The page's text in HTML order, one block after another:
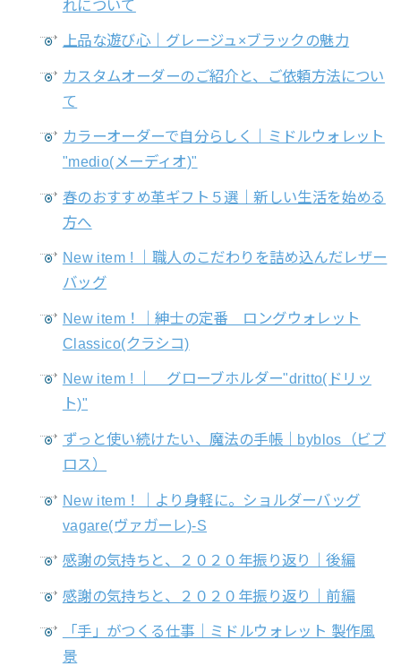
れについて
上品な遊び心｜グレージュ×ブラックの魅力
カスタムオーダーのご紹介と、ご依頼方法につい
て
カラーオーダーで自分らしく｜ミドルウォレット
"medio(メーディオ)"
春のおすすめ革ギフト５選｜新しい生活を始める
方へ
New item ! ｜職人のこだわりを詰め込んだレザー
バッグ
New item！｜紳士の定番 ロングウォレット
Classico(クラシコ)
New item ! ｜ グローブホルダー"dritto(ドリッ
ト)"
ずっと使い続けたい、魔法の手帳｜byblos（ビブ
ロス）
New item！｜より身軽に。ショルダーバッグ
vagare(ヴァガーレ)-S
感謝の気持ちと、２０２０年振り返り｜後編
感謝の気持ちと、２０２０年振り返り｜前編
「手」がつくる仕事｜ミドルウォレット 製作風
景